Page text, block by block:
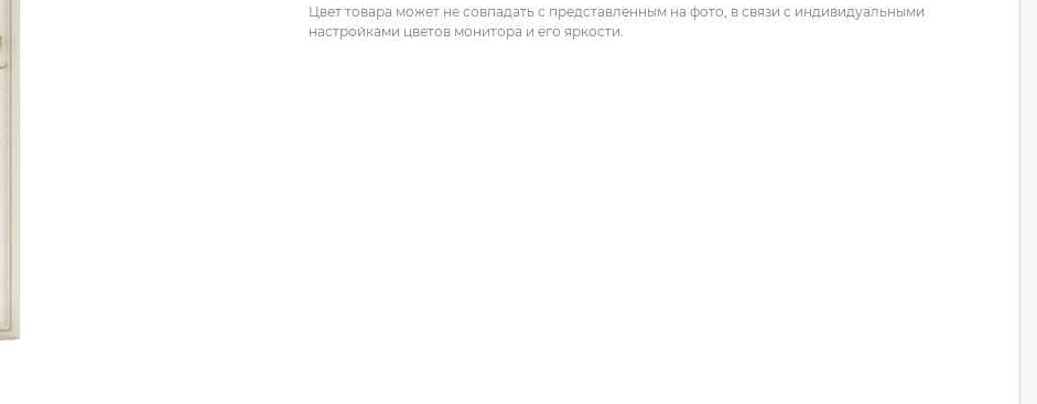
Цвет товара может не совпадать с представленным на фото, в связи с индивидуальными
настройками цветов монитора и его яркости.